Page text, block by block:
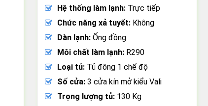
Hệ thống làm lạnh: Trực tiếp
Chức năng xả tuyết: Không
Dàn lạnh: Ống đồng
Môi chất làm lạnh: R290
Loại tủ: Tủ đông 1 chế độ
Số cửa: 3 cửa kín mở kiểu Vali
Trọng lượng tủ: 130 Kg